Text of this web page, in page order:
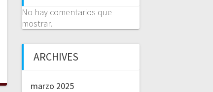
No hay comentarios que
mostrar.
ARCHIVES
marzo 2025